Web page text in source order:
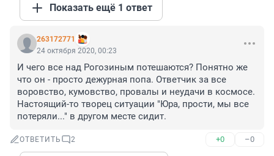
Показать ещё 1 ответ
263172771
24 октября 2020, 00:23
И чего все над Рогозиным потешаются? Понятно же
что он - просто дежурная попа. Ответчик за все
воровство, кумовство, провалы и неудачи в космосе.
Настоящий-то творец ситуации "Юра, прости, мы все
потеряли..." в другом месте сидит.
ОТВЕТИТЬ 2 +0 –0